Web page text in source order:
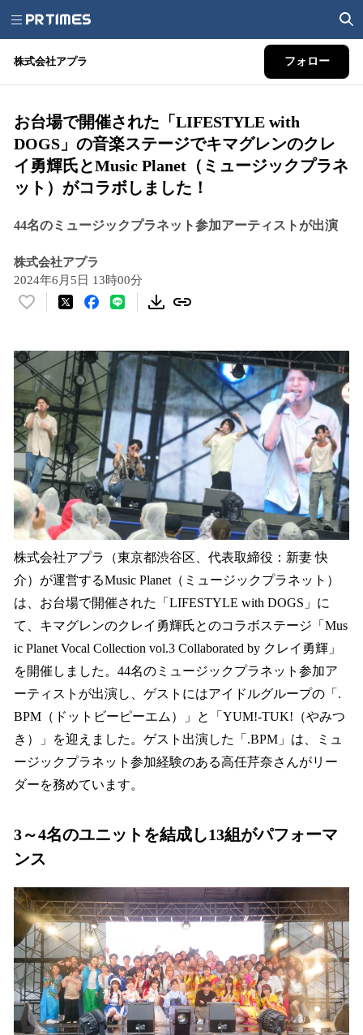
株式会社アプラ フォロー
お台場で開催された「LIFESTYLE with
DOGS」の音楽ステージでキマグレンのクレ
イ勇輝氏とMusic Planet（ミュージックプラネ
ット）がコラボしました！
44名のミュージックプラネット参加アーティストが出演
株式会社アプラ
2024年6月5日 13時00分
い
！
数
を
読
み
込
み
中
で
す
株式会社アプラ（東京都渋谷区、代表取締役：新妻 快
介）が運営するMusic Planet（ミュージックプラネット）
は、お台場で開催された「LIFESTYLE with DOGS」に
て、キマグレンのクレイ勇輝氏とのコラボステージ「Mus
ic Planet Vocal Collection vol.3 Collaborated by クレイ勇輝」
を開催しました。44名のミュージックプラネット参加ア
ーティストが出演し、ゲストにはアイドルグループの「.
BPM（ドットビーピーエム）」と「YUM!-TUK!（やみつ
き）」を迎えました。ゲスト出演した「.BPM」は、ミュ
ージックプラネット参加経験のある高任芹奈さんがリー
ダーを務めています。
3～4名のユニットを結成し13組がパフォーマ
ンス